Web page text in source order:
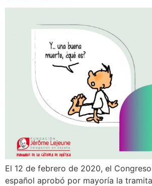
El 12 de febrero de 2020, el
español aprobó por mayoría la